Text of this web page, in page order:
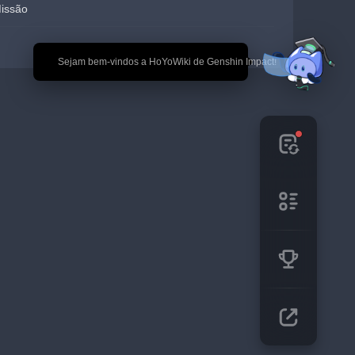
🎉 Sejam bem-vindos a HoYoWiki de Genshin Impact!